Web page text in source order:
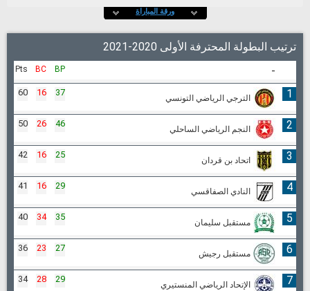
ورقة المباراة
ترتيب البطولة المحترفة الأولى 2020-2021
-
Pts BC BP
1 الترجي الرياضي التونسي
60 16 37
2 النجم الرياضي الساحلي
50 26 46
3 اتحاد بن قردان
42 16 25
4 النادي الصفاقسي
41 16 29
5 مستقبل سليمان
40 34 35
6 مستقبل رجيش
36 23 27
7 الإتحاد الرياضي المنستيري
34 28 29